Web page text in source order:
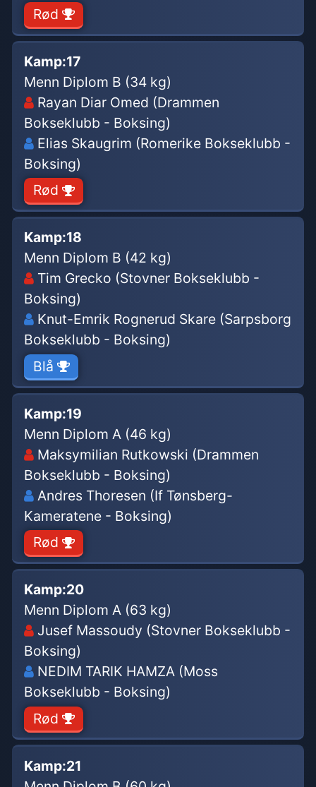
Rød
Kamp:17
Menn Diplom B (34 kg)
Rayan Diar Omed (Drammen
Bokseklubb - Boksing)
Elias Skaugrim (Romerike Bokseklubb -
Boksing)
Rød
Kamp:18
Menn Diplom B (42 kg)
Tim Grecko (Stovner Bokseklubb -
Boksing)
Knut-Emrik Rognerud Skare (Sarpsborg
Bokseklubb - Boksing)
Blå
Kamp:19
Menn Diplom A (46 kg)
Maksymilian Rutkowski (Drammen
Bokseklubb - Boksing)
Andres Thoresen (If Tønsberg-
Kameratene - Boksing)
Rød
Kamp:20
Menn Diplom A (63 kg)
Jusef Massoudy (Stovner Bokseklubb -
Boksing)
NEDIM TARIK HAMZA (Moss
Bokseklubb - Boksing)
Rød
Kamp:21